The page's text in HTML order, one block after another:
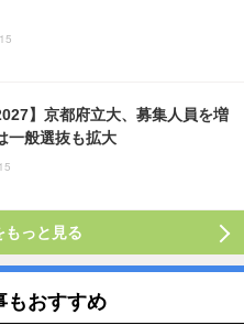
】京都府立大、募集人員を増
一般選抜も拡大
もっと見る
もおすすめ